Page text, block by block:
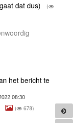
dat dus)
(
het bericht te
08:30
( 678)